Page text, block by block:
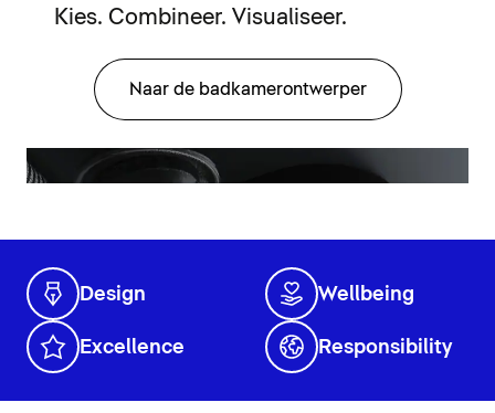
Kies. Combineer. Visualiseer.
Naar de badkamerontwerper
Design Wellbeing
Excellence Responsibility